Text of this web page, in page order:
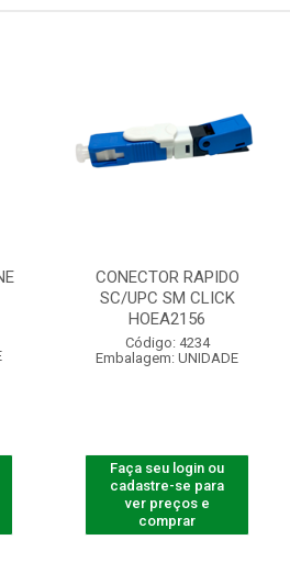
CONECTOR RAPIDO
SC/UPC SM CLICK
HOEA2156
Código: 4234
Embalagem: UNIDADE
Faça seu login ou
cadastre-se para
ver preços e
comprar